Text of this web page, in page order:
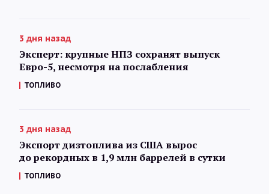
3 дня назад
Эксперт: крупные НПЗ сохранят выпуск
Евро-5, несмотря на послабления
ТОПЛИВО
3 дня назад
Экспорт дизтоплива из США вырос
до рекордных в 1,9 млн баррелей в сутки
ТОПЛИВО